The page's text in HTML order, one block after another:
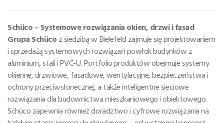
Schüco – Systemowe rozwiązania okien, drzwi i fasad
Grupa Schüco z siedzibą w Bielefeld zajmuje się projektowaniem
i sprzedażą systemowych rozwiązań powłok budynków z
aluminium, stali i PVC-U. Portfolio produktów obejmuje systemy
okienne, drzwiowe, fasadowe, wentylacyjne, bezpieczeństwa i
ochrony przeciwsłonecznej, a także inteligentne sieciowe
rozwiązania dla budownictwa mieszkaniowego i obiektowego.
Schüco zapewnia również doradztwo i cyfrowe rozwiązania na